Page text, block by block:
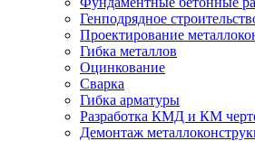
Генподрядное
Проектирование
Гибка металлов
Оцинкование
Сварка
Гибка арматуры
Разработка КМД и КМ
Демонтаж